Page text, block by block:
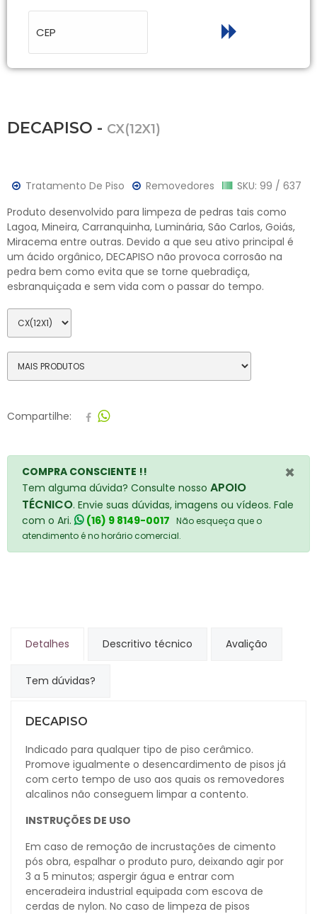
DECAPISO - CX(12X1)
Tratamento De Piso Removedores
SKU: 99 / 637
Produto desenvolvido para limpeza de pedras tais como
Lagoa, Mineira, Carranquinha, Luminária, São Carlos, Goiás,
Miracema entre outras. Devido a que seu ativo principal é
um ácido orgânico, DECAPISO não provoca corrosão na
pedra bem como evita que se torne quebradiça,
esbranquiçada e sem vida com o passar do tempo.
Compartilhe:
×
COMPRA CONSCIENTE !!
Tem alguma dúvida? Consulte nosso APOIO
TÉCNICO. Envie suas dúvidas, imagens ou vídeos. Fale
com o Ari.
(16) 9 8149-0017 Não esqueça que o
atendimento é no horário comercial.
Detalhes Descritivo técnico Avalição
Tem dúvidas?
DECAPISO
Indicado para qualquer tipo de piso cerâmico.
Promove igualmente o desencardimento de pisos já
com certo tempo de uso aos quais os removedores
alcalinos não conseguem limpar a contento.
INSTRUÇÕES DE USO
Em caso de remoção de incrustações de cimento
pós obra, espalhar o produto puro, deixando agir por
3 a 5 minutos; aspergir água e entrar com
enceradeira industrial equipada com escova de
cerdas de nylon. No caso de limpeza de pisos